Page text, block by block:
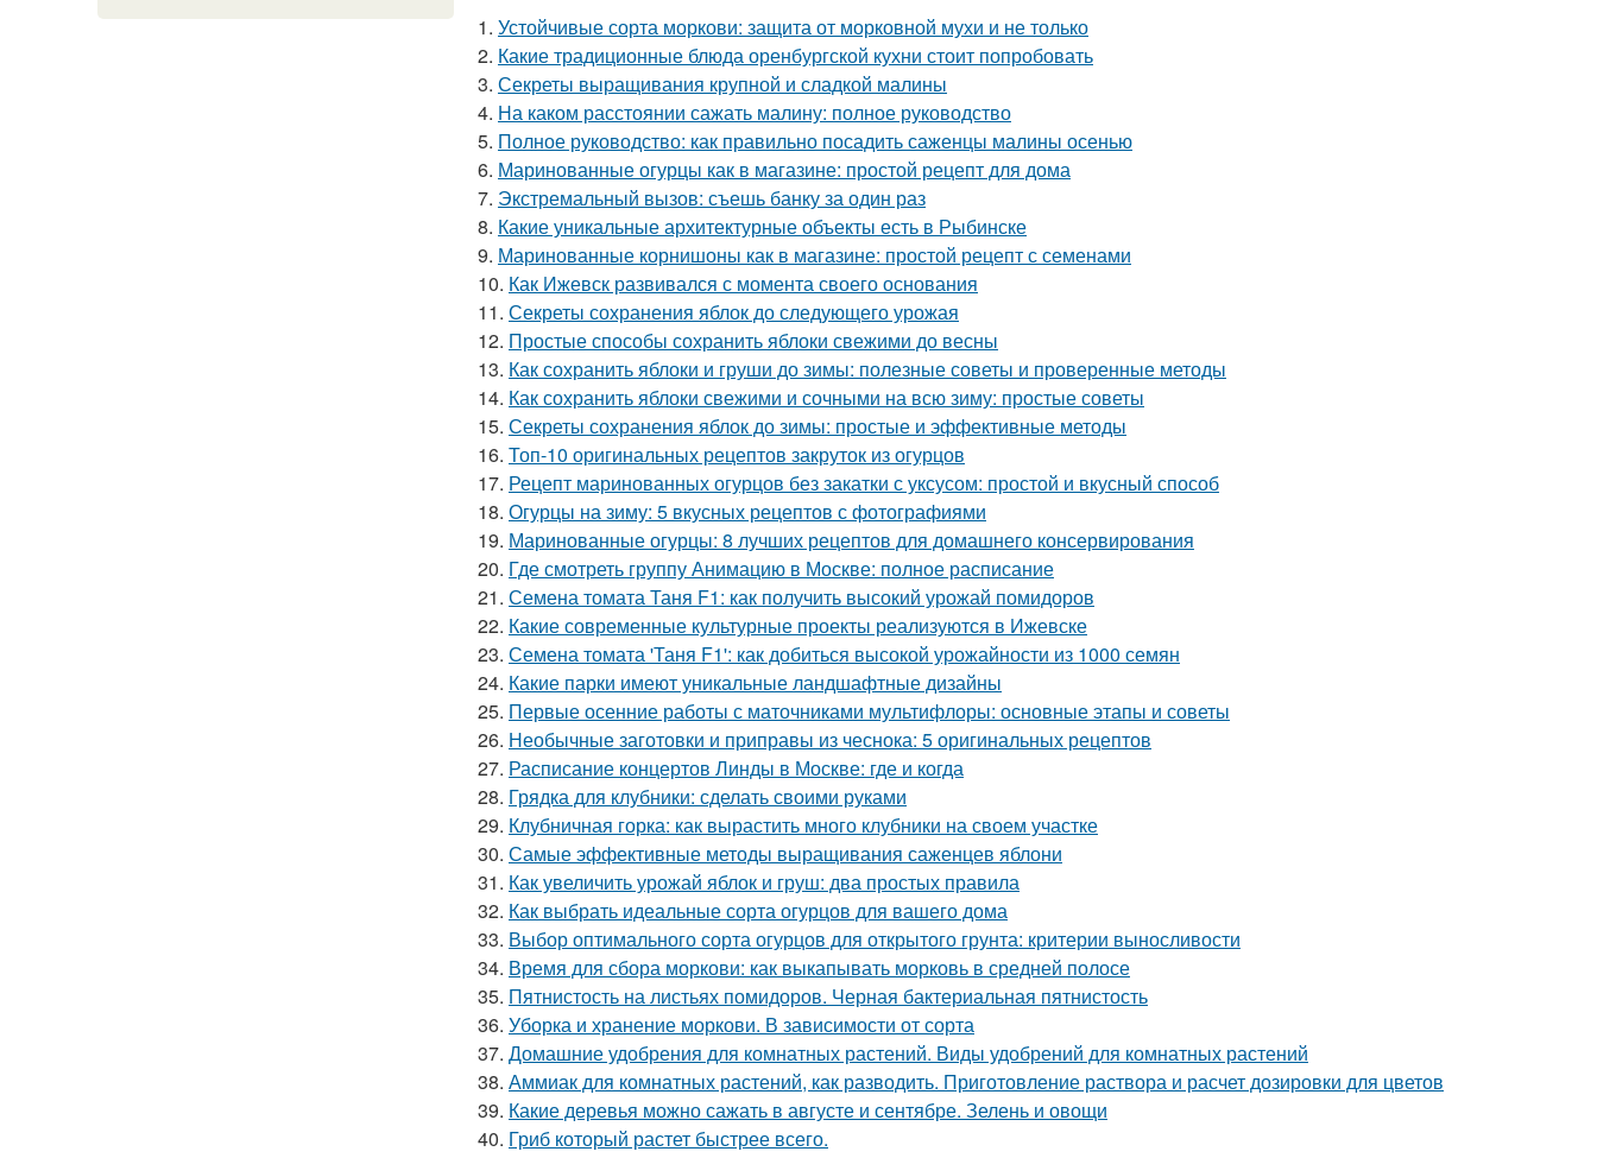
1. Устойчивые сорта моркови: защита от морковной мухи и не только
2. Какие традиционные блюда оренбургской кухни стоит попробовать
3. Секреты выращивания крупной и сладкой малины
4. На каком расстоянии сажать малину: полное руководство
5. Полное руководство: как правильно посадить саженцы малины осенью
6. Маринованные огурцы как в магазине: простой рецепт для дома
7. Экстремальный вызов: съешь банку за один раз
8. Какие уникальные архитектурные объекты есть в Рыбинске
9. Маринованные корнишоны как в магазине: простой рецепт с семенами
10. Как Ижевск развивался с момента своего основания
11. Секреты сохранения яблок до следующего урожая
12. Простые способы сохранить яблоки свежими до весны
13. Как сохранить яблоки и груши до зимы: полезные советы и проверенные методы
14. Как сохранить яблоки свежими и сочными на всю зиму: простые советы
15. Секреты сохранения яблок до зимы: простые и эффективные методы
16. Топ-10 оригинальных рецептов закруток из огурцов
17. Рецепт маринованных огурцов без закатки с уксусом: простой и вкусный способ
18. Огурцы на зиму: 5 вкусных рецептов с фотографиями
19. Маринованные огурцы: 8 лучших рецептов для домашнего консервирования
20. Где смотреть группу Анимацию в Москве: полное расписание
21. Семена томата Таня F1: как получить высокий урожай помидоров
22. Какие современные культурные проекты реализуются в Ижевске
23. Семена томата 'Таня F1': как добиться высокой урожайности из 1000 семян
24. Какие парки имеют уникальные ландшафтные дизайны
25. Первые осенние работы с маточниками мультифлоры: основные этапы и советы
26. Необычные заготовки и приправы из чеснока: 5 оригинальных рецептов
27. Расписание концертов Линды в Москве: где и когда
28. Грядка для клубники: сделать своими руками
29. Клубничная горка: как вырастить много клубники на своем участке
30. Самые эффективные методы выращивания саженцев яблони
31. Как увеличить урожай яблок и груш: два простых правила
32. Как выбрать идеальные сорта огурцов для вашего дома
33. Выбор оптимального сорта огурцов для открытого грунта: критерии выносливости
34. Время для сбора моркови: как выкапывать морковь в средней полосе
35. Пятнистость на листьях помидоров. Черная бактериальная пятнистость
36. Уборка и хранение моркови. В зависимости от сорта
37. Домашние удобрения для комнатных растений. Виды удобрений для комнатных растений
38. Аммиак для комнатных растений, как разводить. Приготовление раствора и расчет дозировки для цветов
39. Какие деревья можно сажать в августе и сентябре. Зелень и овощи
40. Гриб который растет быстрее всего.